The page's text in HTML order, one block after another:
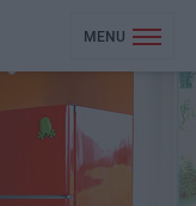
MENU